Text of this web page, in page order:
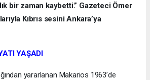
bir zaman kaybetti.” Gazeteci Ömer
Kıbrıs sesini Ankara’ya
YAŞADI
yararlanan Makarios 1963’de